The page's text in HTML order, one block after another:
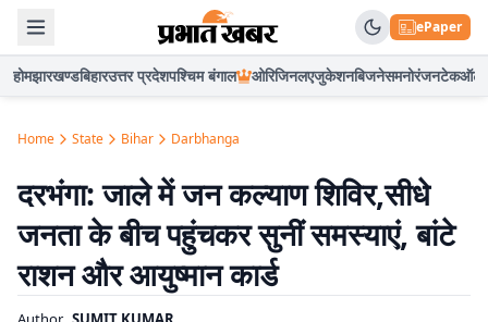
ePaper
होमझारखण्डबिहारउत्तर प्रदेशपश्चिम बंगाल ओरिजिनलएजुकेशनबिजनेसमनोरंजनटेकऑटो
Home State Bihar Darbhanga
दरभंगा: जाले में जन कल्याण शिविर,सीधे
जनता के बीच पहुंचकर सुनीं समस्याएं, बांटे
राशन और आयुष्मान कार्ड